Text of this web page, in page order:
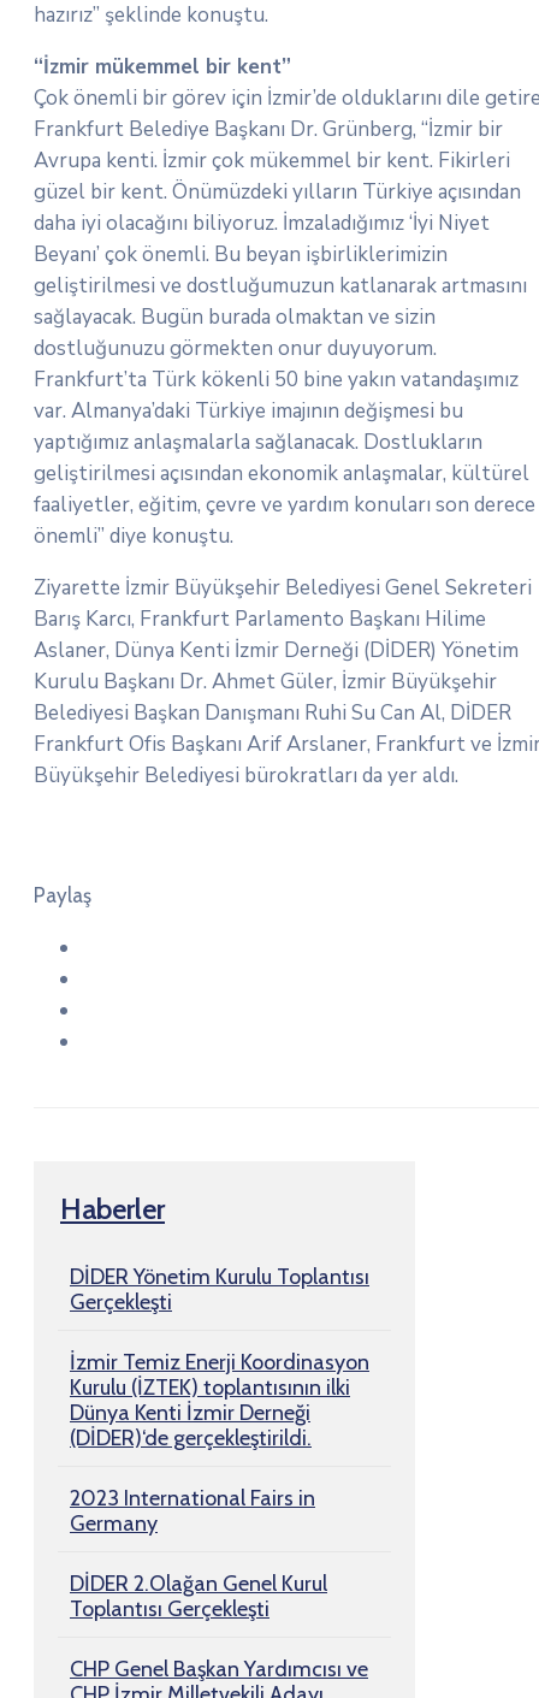
Haberler
DİDER Yönetim Kurulu Toplantısı
Gerçekleşti
İzmir Temiz Enerji Koordinasyon
Kurulu (İZTEK) toplantısının ilki
Dünya Kenti İzmir Derneği
(DİDER)‘de gerçekleştirildi.
2023 International Fairs in
Germany
DİDER 2.Olağan Genel Kurul
Toplantısı Gerçekleşti
CHP Genel Başkan Yardımcısı ve
hazırız” şeklinde konuştu.
“İzmir mükemmel bir kent”
Çok önemli bir görev için İzmir’de olduklarını dile
Frankfurt Belediye Başkanı Dr. Grünberg, “İzmir bir
Avrupa kenti. İzmir çok mükemmel bir kent. Fikirleri
güzel bir kent. Önümüzdeki yılların Türkiye açısından
daha iyi olacağını biliyoruz. İmzaladığımız ‘İyi Niyet
Beyanı’ çok önemli. Bu beyan işbirliklerimizin
geliştirilmesi ve dostluğumuzun katlanarak artmasını
sağlayacak. Bugün burada olmaktan ve sizin
dostluğunuzu görmekten onur duyuyorum.
Frankfurt’ta Türk kökenli 50 bine yakın vatandaşımız
var. Almanya’daki Türkiye imajının değişmesi bu
yaptığımız anlaşmalarla sağlanacak. Dostlukların
geliştirilmesi açısından ekonomik anlaşmalar, kültürel
faaliyetler, eğitim, çevre ve yardım konuları son derece
önemli” diye konuştu.
Ziyarette İzmir Büyükşehir Belediyesi Genel Sekreteri
Barış Karcı, Frankfurt Parlamento Başkanı Hilime
Aslaner, Dünya Kenti İzmir Derneği (DİDER) Yönetim
Kurulu Başkanı Dr. Ahmet Güler, İzmir Büyükşehir
Belediyesi Başkan Danışmanı Ruhi Su Can Al, DİDER
Frankfurt Ofis Başkanı Arif Arslaner, Frankfurt ve
Büyükşehir Belediyesi bürokratları da yer aldı.
Paylaş